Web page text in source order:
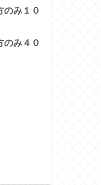
み１０
み４０